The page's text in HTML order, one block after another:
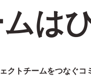
は
クトチームをつなぐコ